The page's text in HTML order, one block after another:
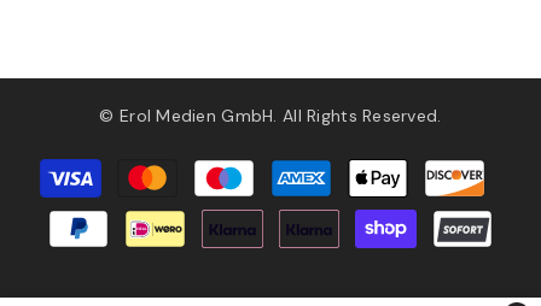
© Erol Medien GmbH. All Rights Reserved.
Zahlungsmethoden